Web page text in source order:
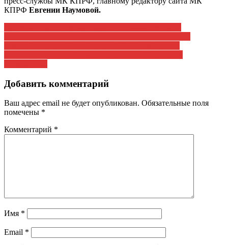
КПРФ Евгении Наумовой.
Навигация
по
записям
Добавить комментарий
Ваш адрес email не будет опубликован. Обязательные поля
помечены *
Комментарий *
Имя *
Email *